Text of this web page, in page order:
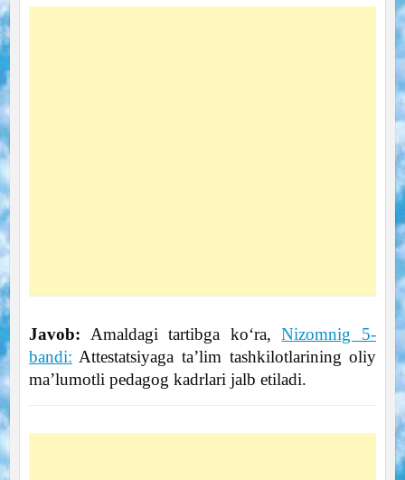
Javob: Amaldagi tartibga ko‘ra,Nizomnig 5-
bandi: Attestatsiyaga ta’lim tashkilotlarining oliy
ma’lumotli pedagog kadrlari jalb etiladi.